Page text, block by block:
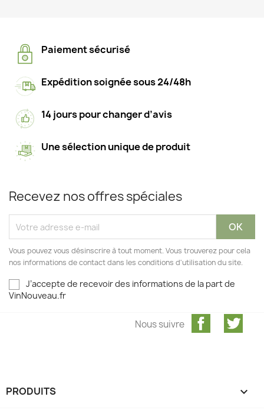
Paiement sécurisé
Expédition soignée sous 24/48h
14 jours pour changer d’avis
Une sélection unique de produit
Recevez nos offres spéciales
Vous pouvez vous désinscrire à tout moment. Vous trouverez pour cela
nos informations de contact dans les conditions d'utilisation du site.
J’accepte de recevoir des informations de la part de
VinNouveau.fr
Facebook
Nous suivre
PRODUITS 